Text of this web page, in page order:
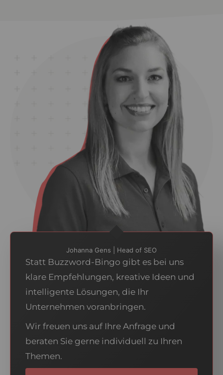
Johanna Gens | Head of SEO
Statt Buzzword-Bingo gibt es bei uns
klare Empfehlungen, kreative Ideen und
intelligente Lösungen, die Ihr
Unternehmen voranbringen.
Wir freuen uns auf Ihre Anfrage und
beraten Sie gerne individuell zu Ihren
Themen.